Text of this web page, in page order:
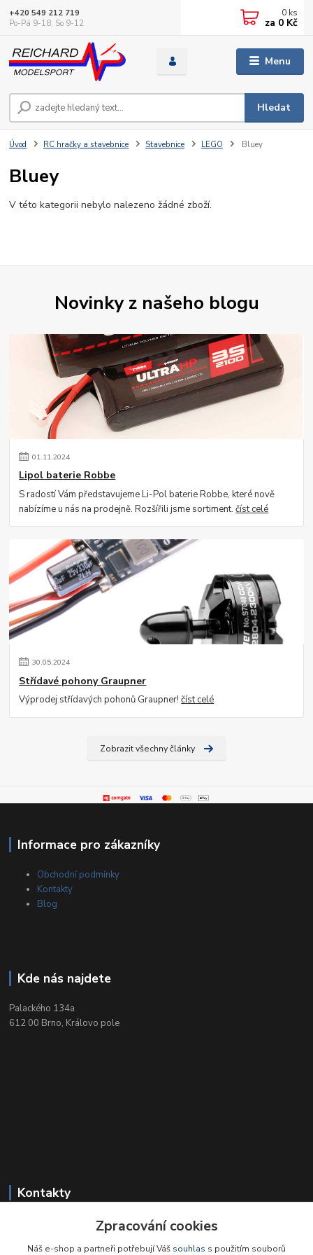
Menu
Hledat
+420 549 212 719
Po-Pá 9-18, So 9-12
0 ks
za 0 Kč
Úvod RC hračky a stavebnice Stavebnice LEGO Bluey
Bluey
V této kategorii nebylo nalezeno žádné zboží.
Novinky z našeho blogu
01.11.2024
Lipol baterie Robbe
S radostí Vám představujeme Li-Pol baterie Robbe, které nově
nabízíme u nás na prodejně. Rozšířili jsme sortiment.číst celé
30.05.2024
Střídavé pohony Graupner
Výprodej střídavých pohonů Graupner!číst celé
Zobrazit všechny články
Informace pro zákazníky
Obchodní podmínky
Kontakty
Blog
Kde nás najdete
Palackého 134a
612 00 Brno, Královo pole
Kontakty
+420 549 212 719Zpracování cookies
Náš e-shop a partneři potřebují Váš souhlas s použitím souborů